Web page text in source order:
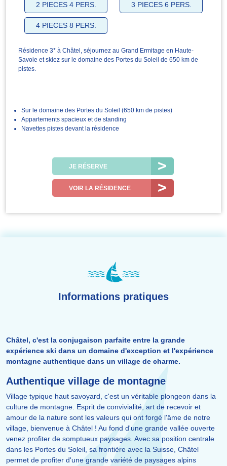
2 PIECES 4 PERS. 3 PIECES 6 PERS.
4 PIECES 8 PERS.
Résidence 3* à Châtel, séjournez au Grand Ermitage en Haute-
Savoie et skiez sur le domaine des Portes du Soleil de 650 km de
pistes.
Sur le domaine des Portes du Soleil (650 km de pistes)
Appartements spacieux et de standing
Navettes pistes devant la résidence
JE RÉSERVE
VOIR LA RÉSIDENCE
Informations pratiques
Châtel, c'est la conjugaison parfaite entre la grande
expérience ski dans un domaine d'exception et l'expérience
montagne authentique dans un village de charme.
Authentique village de montagne
Village typique haut savoyard, c'est un véritable plongeon dans la
culture de montagne. Esprit de convivialité, art de recevoir et
amour de la nature sont les valeurs qui ont forgé l'âme de notre
village, bienvenue à Châtel ! Au fond d'une grande vallée ouverte
venez profiter de somptueux paysages. Avec sa position centrale
dans les Portes du Soleil, sa frontière avec la Suisse, Châtel
permet de profiter d'une grande variété de paysages alpins